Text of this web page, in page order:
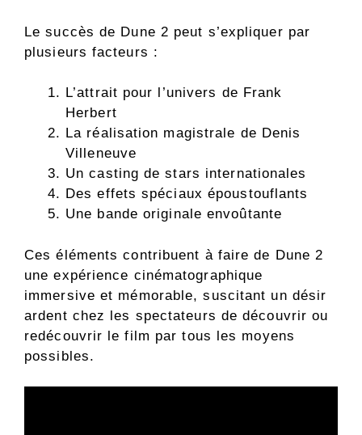
Le succès de Dune 2 peut s’expliquer par
plusieurs facteurs :
L’attrait pour l’univers de Frank
Herbert
La réalisation magistrale de Denis
Villeneuve
Un casting de stars internationales
Des effets spéciaux époustouflants
Une bande originale envoûtante
Ces éléments contribuent à faire de Dune 2
une expérience cinématographique
immersive et mémorable, suscitant un désir
ardent chez les spectateurs de découvrir ou
redécouvrir le film par tous les moyens
possibles.